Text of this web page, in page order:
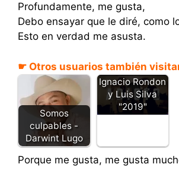
Profundamente, me gusta,
Debo ensayar que le diré, como
Esto en verdad me asusta.
☛ Otros usuarios también
Somos
culpables -
Darwint Lugo
Adicto -
Ignacio Rondon
y Luis Silva
"2019"
Porque me gusta, me gusta